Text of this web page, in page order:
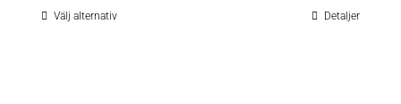
väljas
Välj alternativDen
Detaljer